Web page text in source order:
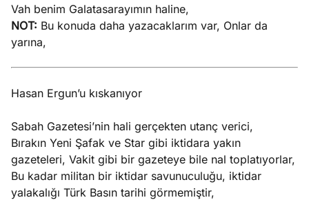
Vah benim Galatasarayımın haline,
NOT: Bu konuda daha yazacaklarım var, Onlar da
yarına,
Hasan Ergun’u kıskanıyor
Sabah Gazetesi’nin hali gerçekten utanç verici,
Bırakın Yeni Şafak ve Star gibi iktidara yakın
gazeteleri, Vakit gibi bir gazeteye bile nal toplatıyorlar,
Bu kadar militan bir iktidar savunuculuğu, iktidar
yalakalığı Türk Basın tarihi görmemiştir,